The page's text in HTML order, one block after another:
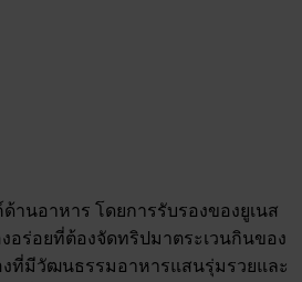
ด้านอาหาร โดยการรับรองของยูเนส
อร่อยที่ต้องจัดทริปมาตระเวนกินของ
งที่มีวัฒนธรรมอาหารแสนรุ่มรวยและ